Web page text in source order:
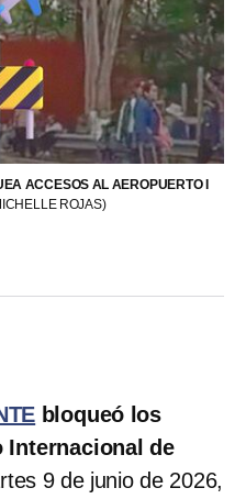
ACCESOS AL AEROPUERTO I
ROJAS)
bloqueó los
Internacional de
9 de junio de 2026,